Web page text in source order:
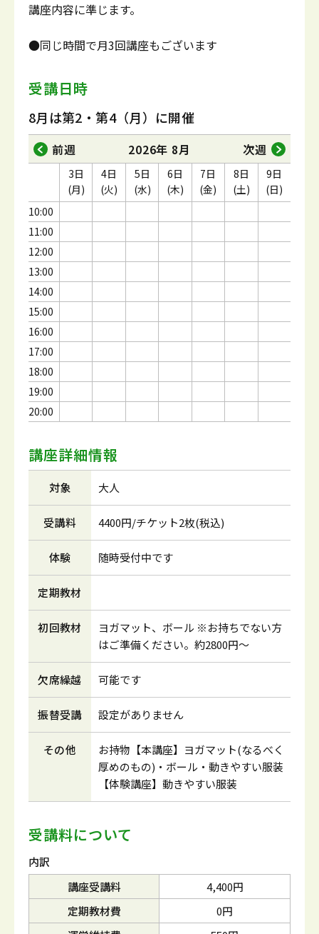
講座内容に準じます。
●同じ時間で月3回講座もございます
受講日時
8月は第2・第4（月）に開催
前週 2026年 8月 次週
10:00
11:00
12:00
13:00
14:00
15:00
16:00
17:00
18:00
19:00
20:00
3日
(月)
4日
(火)
5日
(水)
6日
(木)
7日
(金)
8日
(土)
9日
(日)
講座詳細情報
対象 大人
受講料 4400円/チケット2枚(税込)
体験 随時受付中です
定期教材
初回教材
ヨガマット、ボール ※お持ちでない方
はご準備ください。約2800円～
欠席繰越 可能です
振替受講 設定がありません
その他
お持物【本講座】ヨガマット(なるべく
厚めのもの)・ボール・動きやすい服装
【体験講座】動きやすい服装
受講料について
内訳
講座受講料
4,400円
定期教材費
0円